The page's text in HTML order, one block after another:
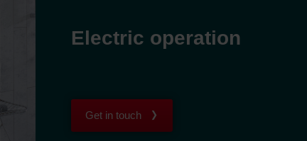
Electric operation
Get in touch